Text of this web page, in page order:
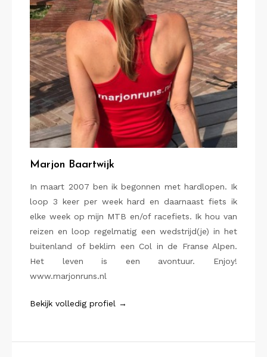
Marjon Baartwijk
In maart 2007 ben ik begonnen met hardlopen. Ik
loop 3 keer per week hard en daarnaast fiets ik
elke week op mijn MTB en/of racefiets. Ik hou van
reizen en loop regelmatig een wedstrijd(je) in het
buitenland of beklim een Col in de Franse Alpen.
Het leven is een avontuur. Enjoy!
www.marjonruns.nl
Bekijk volledig profiel →